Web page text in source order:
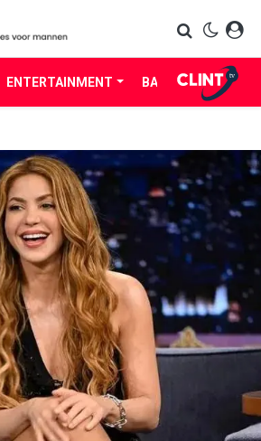
ENTERTAINMENT BABES LIFE